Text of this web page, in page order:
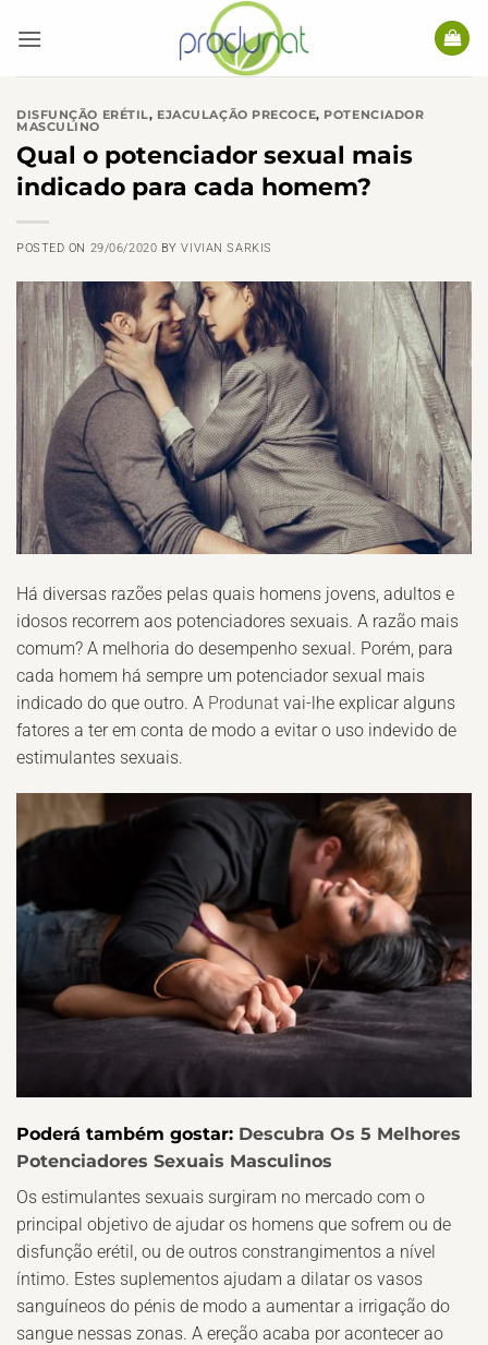
DISFUNÇÃO ERÉTIL, EJACULAÇÃO PRECOCE, POTENCIADOR
MASCULINO
Qual o potenciador sexual mais
indicado para cada homem?
POSTED ON 29/06/2020 BYVIVIAN SARKIS
Há diversas razões pelas quais homens jovens, adultos e
idosos recorrem aos potenciadores sexuais. A razão mais
comum? A melhoria do desempenho sexual. Porém, para
cada homem há sempre um potenciador sexual mais
indicado do que outro. A Produnat vai-lhe explicar alguns
fatores a ter em conta de modo a evitar o uso indevido de
estimulantes sexuais.
Poderá também gostar: Descubra Os 5 Melhores
Potenciadores Sexuais Masculinos
Os estimulantes sexuais surgiram no mercado com o
principal objetivo de ajudar os homens que sofrem ou de
disfunção erétil, ou de outros constrangimentos a nível
íntimo. Estes suplementos ajudam a dilatar os vasos
sanguíneos do pénis de modo a aumentar a irrigação do
sangue nessas zonas. A ereção acaba por acontecer ao